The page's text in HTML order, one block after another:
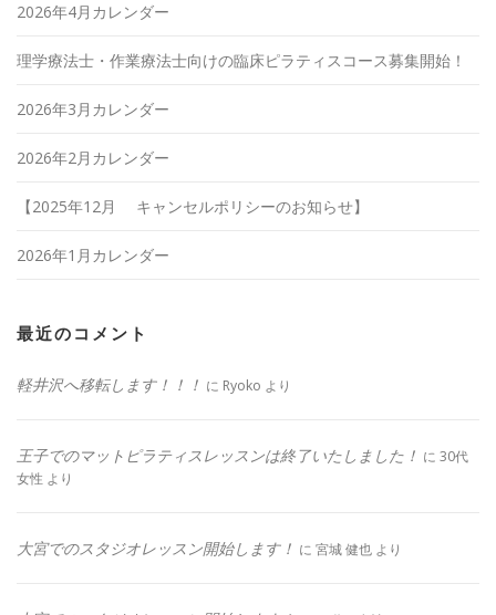
2026年4月カレンダー
理学療法士・作業療法士向けの臨床ピラティスコース募集開始！
2026年3月カレンダー
2026年2月カレンダー
【2025年12月 キャンセルポリシーのお知らせ】
2026年1月カレンダー
最近のコメント
軽井沢へ移転します！！！ に Ryoko より
王子でのマットピラティスレッスンは終了いたしました！ に 30代
女性 より
大宮でのスタジオレッスン開始します！ に 宮城 健也 より